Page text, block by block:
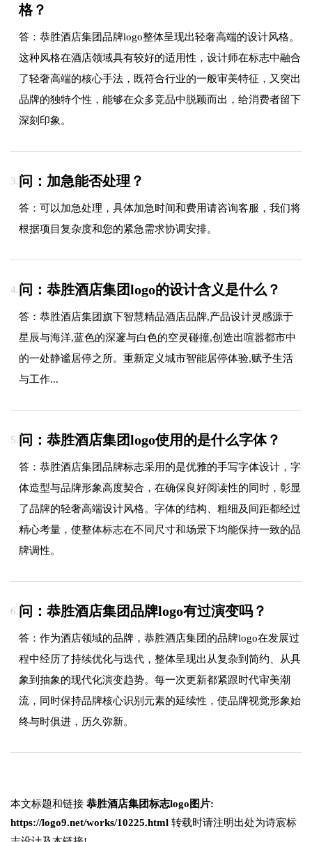
格？
答：恭胜酒店集团品牌logo整体呈现出轻奢高端的设计风格。
这种风格在酒店领域具有较好的适用性，设计师在标志中融合
了轻奢高端的核心手法，既符合行业的一般审美特征，又突出
品牌的独特个性，能够在众多竞品中脱颖而出，给消费者留下
深刻印象。
3.问：加急能否处理？
答：可以加急处理，具体加急时间和费用请咨询客服，我们将
根据项目复杂度和您的紧急需求协调安排。
4.问：恭胜酒店集团logo的设计含义是什么？
答：恭胜酒店集团旗下智慧精品酒店品牌,产品设计灵感源于
星辰与海洋,蓝色的深邃与白色的空灵碰撞,创造出喧嚣都市中
的一处静谧居停之所。重新定义城市智能居停体验,赋予生活
与工作...
5.问：恭胜酒店集团logo使用的是什么字体？
答：恭胜酒店集团品牌标志采用的是优雅的手写字体设计，字
体造型与品牌形象高度契合，在确保良好阅读性的同时，彰显
了品牌的轻奢高端设计风格。字体的结构、粗细及间距都经过
精心考量，使整体标志在不同尺寸和场景下均能保持一致的品
牌调性。
6.问：恭胜酒店集团品牌logo有过演变吗？
答：作为酒店领域的品牌，恭胜酒店集团的品牌logo在发展过
程中经历了持续优化与迭代，整体呈现出从复杂到简约、从具
象到抽象的现代化演变趋势。每一次更新都紧跟时代审美潮
流，同时保持品牌核心识别元素的延续性，使品牌视觉形象始
终与时俱进，历久弥新。
本文标题和链接 恭胜酒店集团标志logo图片:
https://logo9.net/works/10225.html 转载时请注明出处为诗宸标